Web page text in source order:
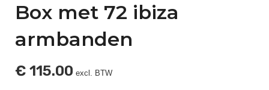
Box met 72 ibiza
armbanden
€ 115.00 excl. BTW